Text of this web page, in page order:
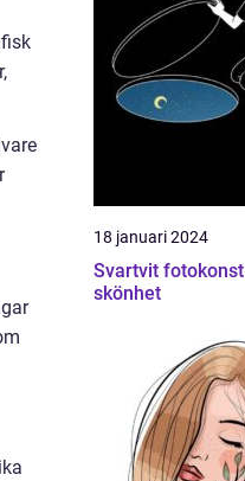
18 januari 2024
Svartvit fotokonst En tidlös
skönhet